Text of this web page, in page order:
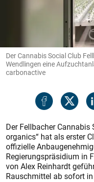
Der Cannabis Social Club
Wendlingen eine
carbonactive
Der Fellbacher Cannabis
organics“ hat als erster
offizielle
Regierungspräsidium in
von Alex Reinhardt
Rauschmittel ab sofort in